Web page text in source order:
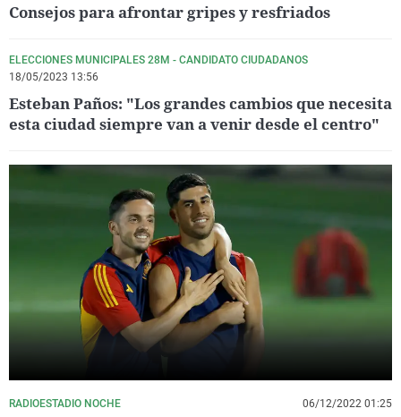
Consejos para afrontar gripes y resfriados
ELECCIONES MUNICIPALES 28M - CANDIDATO CIUDADANOS
18/05/2023 13:56
Esteban Paños: "Los grandes cambios que necesita
esta ciudad siempre van a venir desde el centro"
RADIOESTADIO NOCHE 06/12/2022 01:25